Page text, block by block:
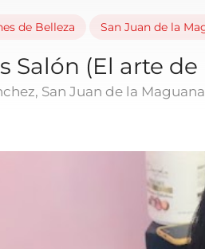
de Belleza San Juan de la
Salón (El arte
San Juan de la